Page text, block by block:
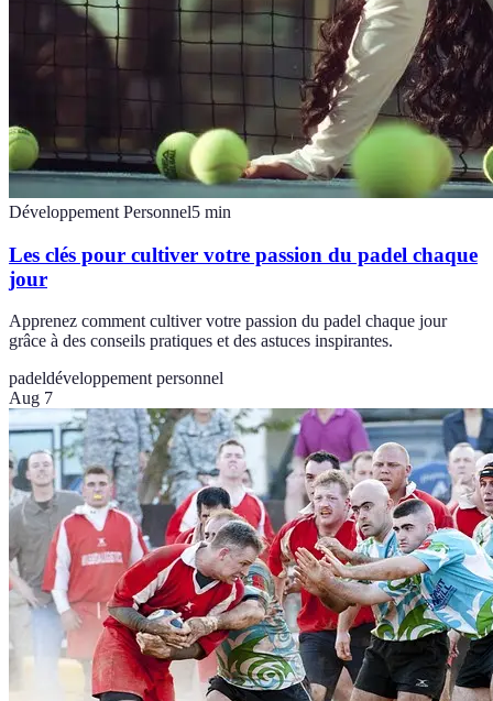
Développement Personnel5 min
Les clés pour cultiver votre passion du padel chaque
jour
Apprenez comment cultiver votre passion du padel chaque jour
grâce à des conseils pratiques et des astuces inspirantes.
padeldéveloppement personnel
Aug 7